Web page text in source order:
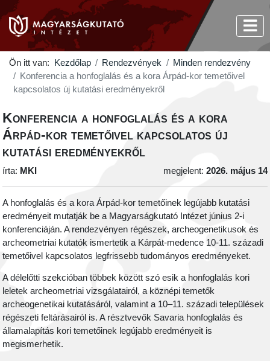
Ön itt van: Kezdőlap Rendezvények
Minden rendezvény
Konferencia a honfoglalás és a kora Árpád-kor temetőivel
kapcsolatos új kutatási eredményekről
Konferencia a honfoglalás és a kora
Árpád-kor temetőivel kapcsolatos új
kutatási eredményekről
írta: MKI megjelent: 2026. május 14
A honfoglalás és a kora Árpád-kor temetőinek legújabb kutatási
eredményeit mutatják be a Magyarságkutató Intézet június 2-i
konferenciáján. A rendezvényen régészek, archeogenetikusok és
archeometriai kutatók ismertetik a Kárpát-medence 10-11. századi
temetőivel kapcsolatos legfrissebb tudományos eredményeket.
A délelőtti szekcióban többek között szó esik a honfoglalás kori
leletek archeometriai vizsgálatairól, a köznépi temetők
archeogenetikai kutatásáról, valamint a 10–11. századi települések
régészeti feltárásairól is. A résztvevők Savaria honfoglalás és
államalapítás kori temetőinek legújabb eredményeit is
megismerhetik.